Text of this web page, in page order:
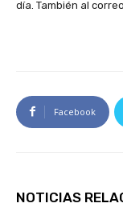
idía. También al
Facebook
NOTICIAS